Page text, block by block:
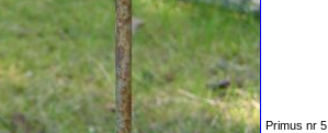
Primus nr 5